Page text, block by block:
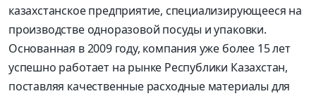
казахстанское предприятие, специализирующееся на
производстве одноразовой посуды и упаковки.
Основанная в 2009 году, компания уже более 15 лет
успешно работает на рынке Республики Казахстан,
поставляя качественные расходные материалы для